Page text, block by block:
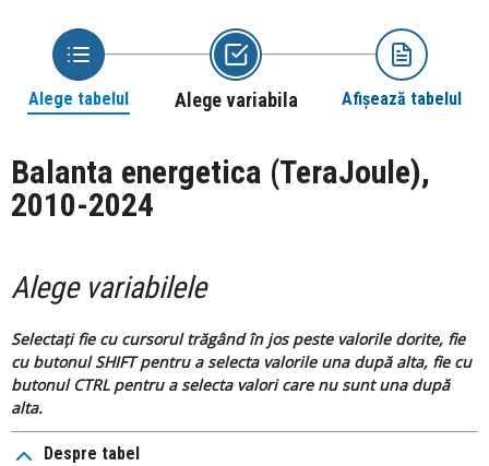
Alege tabelul Alege variabila Afișează tabelul
Balanta energetica (TeraJoule),
2010-2024
Alege variabilele
Selectați fie cu cursorul trăgând în jos peste valorile dorite, fie
cu butonul SHIFT pentru a selecta valorile una după alta, fie cu
butonul CTRL pentru a selecta valori care nu sunt una după
alta.
Despre tabel